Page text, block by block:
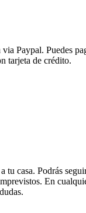
via Paypal. Puedes
tarjeta de crédito.
tu casa. Podrás
En